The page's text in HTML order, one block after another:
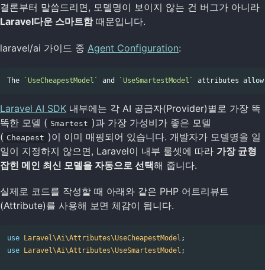
결론부터 말씀드리면, 모델명이 보이지 않는 건 버그가 아니라
Laravel다운 스마트함때문입니다.
laravel/ai 가이드 중 Agent Configuration:
The `UseCheapestModel` and `UseSmartestModel`
Laravel AI SDK 내부에는 각 AI 공급자(Provider)별로 가장 똑
똑한 모델 ( Smartest )과 가장 가성비가 좋은 모델
( Cheapest )이 이미 매핑되어 있습니다. 개발자가 모델명을 일
일이 지정하지 않으면, Laravel이 내부 룰셋에 따라 가장 균형
잡힌 메인 최신 모델을 자동으로 선택해 줍니다.
실제로 코드를 작성할 때 아래와 같은 PHP 어트리뷰트
(Attribute)를 사용해 보면 체감이 됩니다.
use Laravel\Ai\Attributes\UseCheapestModel ;
use
Laravel\Ai\Attributes\UseSmartestModel ;